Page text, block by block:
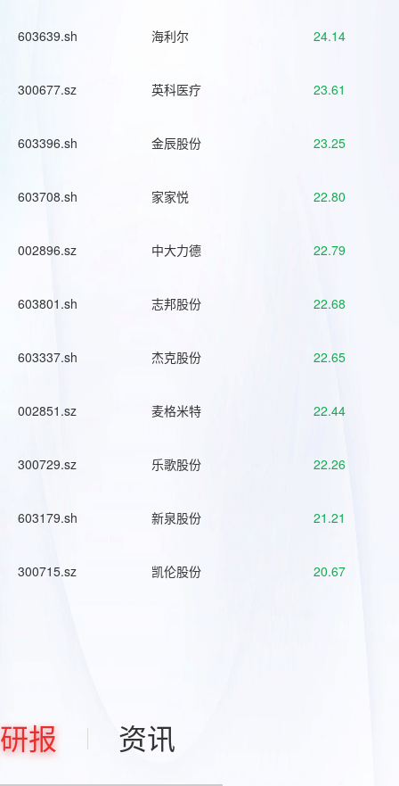
603639.sh 海利尔 24.14
300677.sz 英科医疗 23.61
603396.sh 金辰股份 23.25
603708.sh 家家悦 22.80
002896.sz 中大力德 22.79
603801.sh 志邦股份 22.68
603337.sh 杰克股份 22.65
002851.sz 麦格米特 22.44
300729.sz 乐歌股份 22.26
603179.sh 新泉股份 21.21
300715.sz 凯伦股份 20.67
研报 资讯